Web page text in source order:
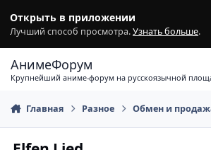
Открыть в приложении
Лучший способ просмотра.Узнать больше.
АнимеФорум
Крупнейший аниме-форум на русскоязычной
Главная Разное Обмен и